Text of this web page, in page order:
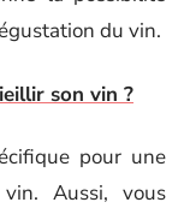
du vin.
son vin ?
pour une
Aussi, vous